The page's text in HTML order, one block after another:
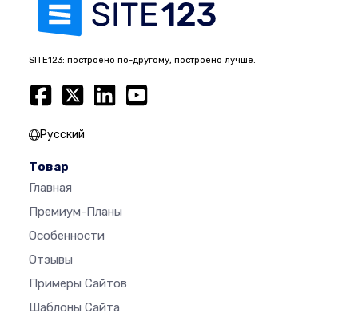
SITE123: построено по-другому, построено лучше.
Русский
Товар
Главная
Премиум-Планы
Особенности
Отзывы
Примеры Сайтов
Шаблоны Сайта